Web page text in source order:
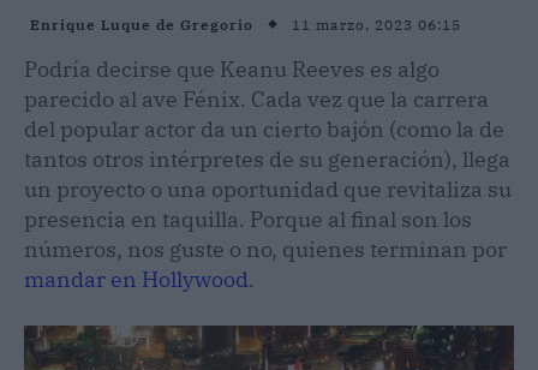
Enrique Luque de Gregorio 11 marzo, 2023 06:15
Podría decirse que Keanu Reeves es algo
parecido al ave Fénix. Cada vez que la carrera
del popular actor da un cierto bajón (como la de
tantos otros intérpretes de su generación), llega
un proyecto o una oportunidad que revitaliza su
presencia en taquilla. Porque al final son los
números, nos guste o no, quienes terminan por
mandar en Hollywood.